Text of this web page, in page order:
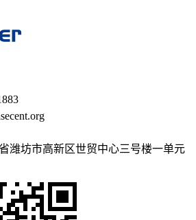
潍坊市高新区世贸中心三号楼一单元